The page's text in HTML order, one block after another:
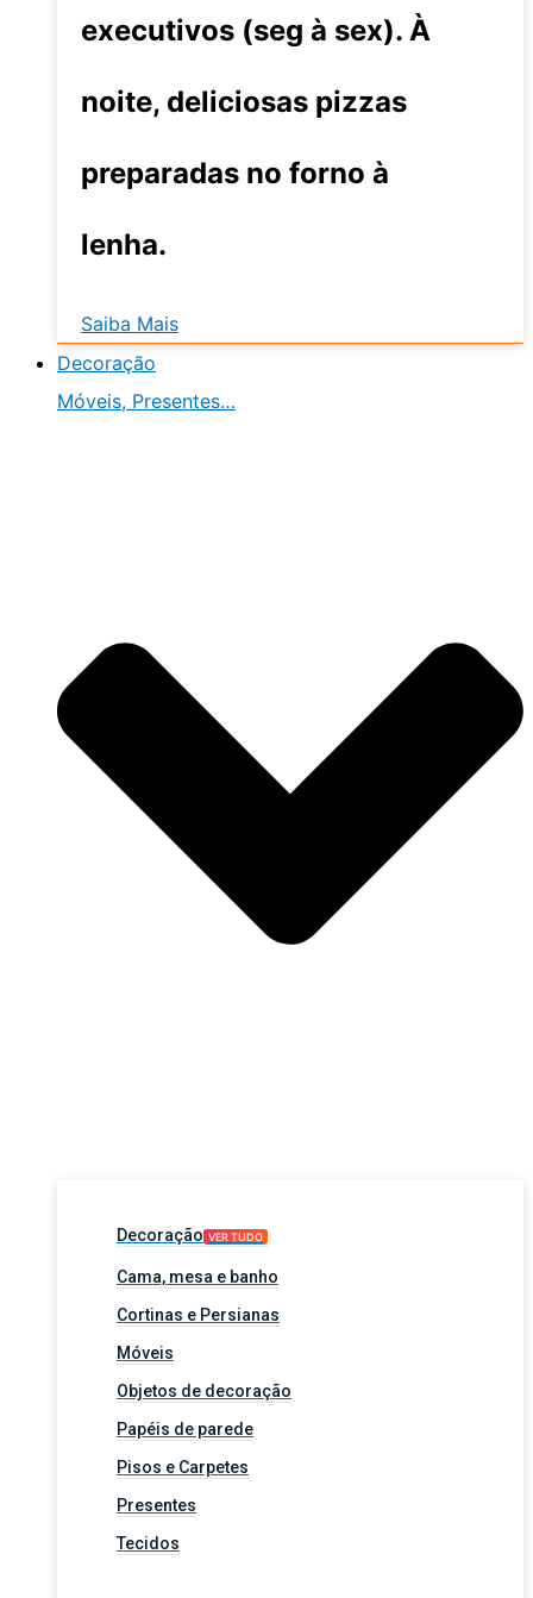
executivos (seg à sex). À
noite, deliciosas pizzas
preparadas no forno à
lenha.
Saiba Mais
Decoração
Móveis, Presentes…
Decoração VER TUDO
Cama, mesa e banho
Cortinas e Persianas
Móveis
Objetos de decoração
Papéis de parede
Pisos e Carpetes
Presentes
Tecidos